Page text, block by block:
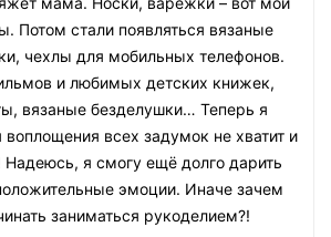
Потом стали появляться вязаные
чехлы для мобильных телефонов.
и любимых детских книжек,
вязаные безделушки… Теперь я
всех задумок не хватит и
Надеюсь, я смогу ещё долго дарить
эмоции. Иначе зачем
заниматься рукоделием?!